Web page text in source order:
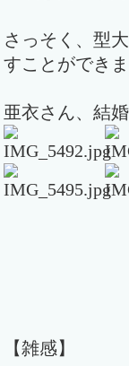
さっそく、型
すことができ
亜衣さん、結
【雑感】